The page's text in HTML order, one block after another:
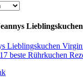
Lieblingskuchen